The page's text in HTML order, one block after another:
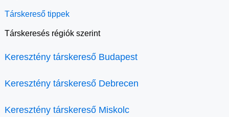
Társkereső tippek
Társkeresés régiók szerint
Keresztény társkereső Budapest
Keresztény társkereső Debrecen
Keresztény társkereső Miskolc